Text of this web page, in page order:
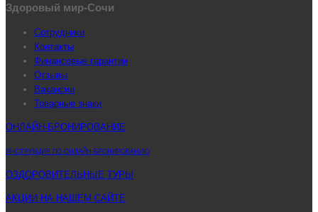
Здоровый мир-Сочи
Сотрудники
Контакты
Финансовые гарантии
Отзывы
Вакансии
Товарные знаки
ОНЛАЙН-БРОНИРОВАНИЕ
ИНСТРУКЦИЯ ПО ОНЛАЙН-БРОНИРОВАНИЮ
ОЗДОРОВИТЕЛЬНЫЕ ТУРЫ
АКЦИИ НА НАШЕМ САЙТЕ